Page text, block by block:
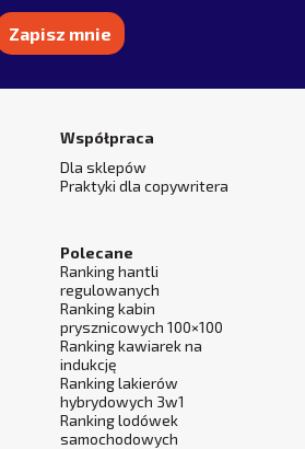
Współpraca
Dla sklepów
Praktyki dla copywritera
Polecane
Ranking hantli
regulowanych
Ranking kabin
prysznicowych 100×100
Ranking kawiarek na
indukcję
Ranking lakierów
hybrydowych 3w1
Ranking lodówek
samochodowych